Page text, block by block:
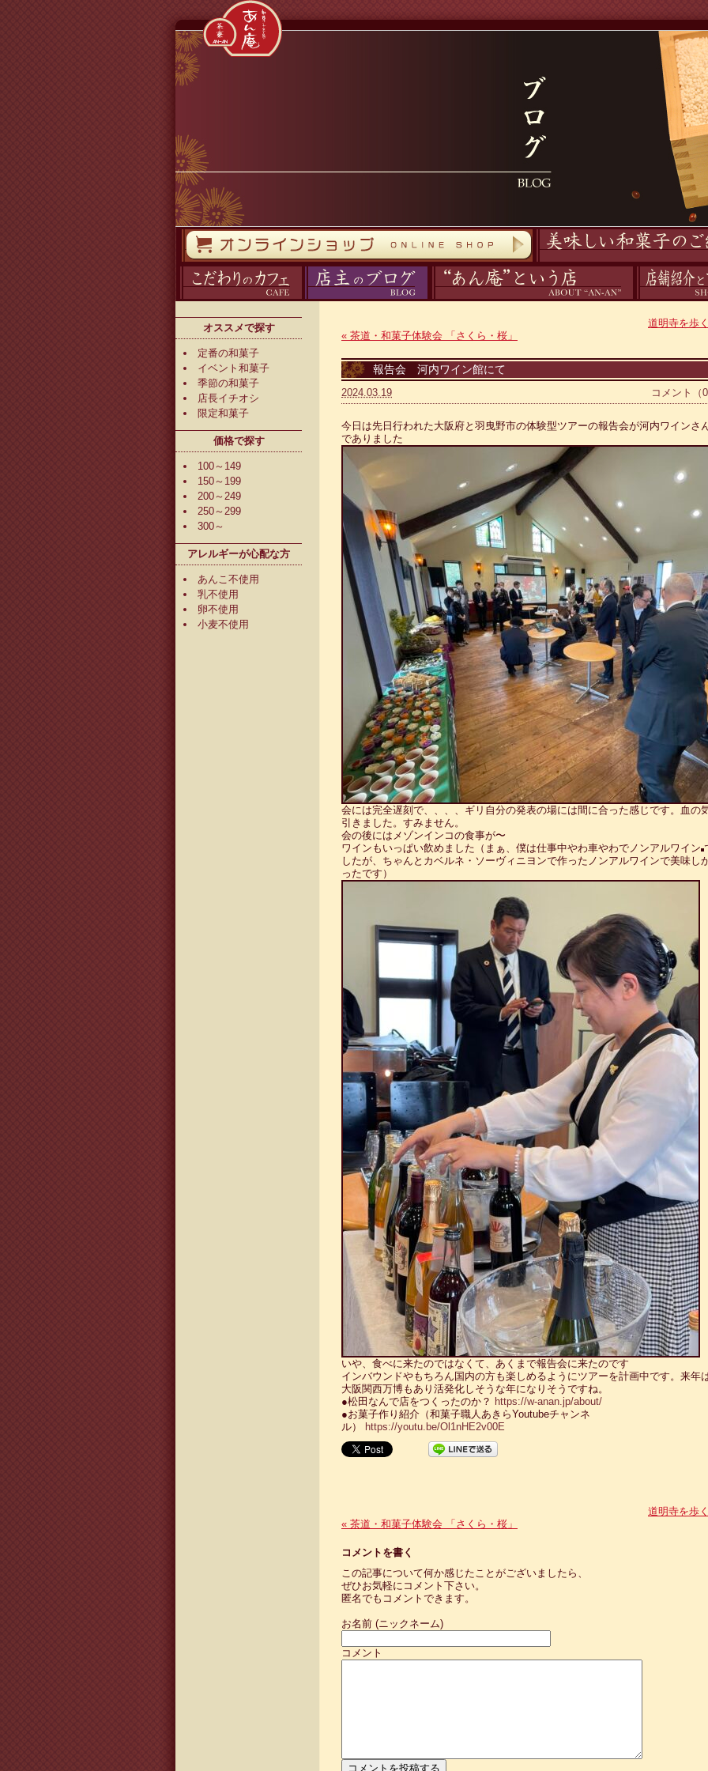
オススメで探す
定番の和菓子
イベント和菓子
季節の和菓子
店長イチオシ
限定和菓子
価格で探す
100～149
150～199
200～249
250～299
300～
アレルギーが心配な方
あんこ不使用
乳不使用
卵不使用
小麦不使用
道明寺を歩
« 茶道・和菓子体験会 「さくら・桜」
報告会 河内ワイン館にて
コメント（
2024.03.19
今日は先日行われた大阪府と羽曳野市の体験型ツアーの報告会が河内ワインさ
でありました
会には完全遅刻で、、、、ギリ自分の発表の場には間に合った感じです。血の
引きました。すみません。
会の後にはメゾンインコの食事が〜
ワインもいっぱい飲めました（まぁ、僕は仕事中やわ車やわでノンアルワイン
したが、ちゃんとカベルネ・ソーヴィニヨンで作ったノンアルワインで美味し
ったです）
いや、食べに来たのではなくて、あくまで報告会に来たのです
インバウンドやもちろん国内の方も楽しめるようにツアーを計画中です。来年
大阪関西万博もあり活発化しそうな年になりそうですね。
●松田なんで店をつくったのか？ https://w-anan.jp/about/
●お菓子作り紹介（和菓子職人あきらYoutubeチャンネ
ル）
https://youtu.be/Ol1nHE2v00E
道明寺を歩
« 茶道・和菓子体験会 「さくら・桜」
コメントを書く
この記事について何か感じたことがございましたら、
ぜひお気軽にコメント下さい。
匿名でもコメントできます。
お名前 (ニックネーム)
コメント